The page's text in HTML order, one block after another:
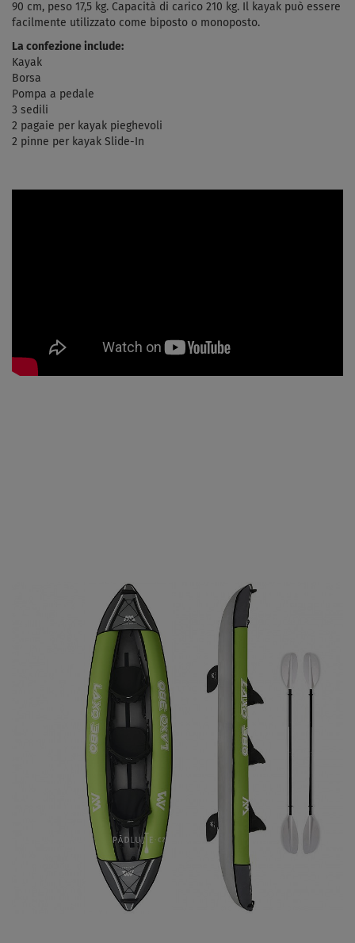
90 cm, peso 17,5 kg. Capacità di carico 210 kg. Il kayak può essere
facilmente utilizzato come biposto o monoposto.
La confezione include:
Kayak
Borsa
Pompa a pedale
3 sedili
2 pagaie per kayak pieghevoli
2 pinne per kayak Slide-In